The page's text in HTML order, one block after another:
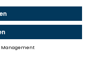
anderen
am Gebäude.